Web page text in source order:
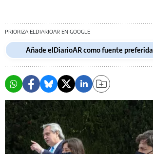
PRIORIZA ELDIARIOAR EN GOOGLE
Añade elDiarioAR como fuente preferida